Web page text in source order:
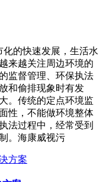
的快速发展，生活水
来越关注周边环境的
监督管理、环保执法
和偷排现象时有发
。传统的定点环境监
性，不能做环境整体
法过程中，经常受到
。海康威视污